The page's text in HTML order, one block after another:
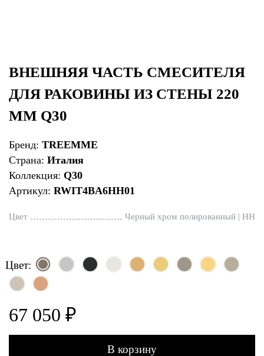
ВНЕШНЯЯ ЧАСТЬ СМЕСИТЕЛЯ
ДЛЯ РАКОВИНЫ ИЗ СТЕНЫ 220
ММ Q30
Бренд: TREEMME
Страна: Италия
Коллекция: Q30
Артикул: RWIT4BA6HH01
Цвет Черный хром полированный | HH
Цвет:
67 050 ₽
В корзину